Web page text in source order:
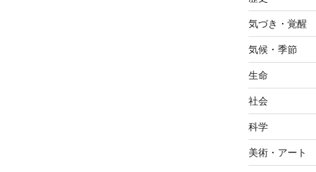
気づき・覚醒
気候・季節
生命
社会
科学
美術・アート